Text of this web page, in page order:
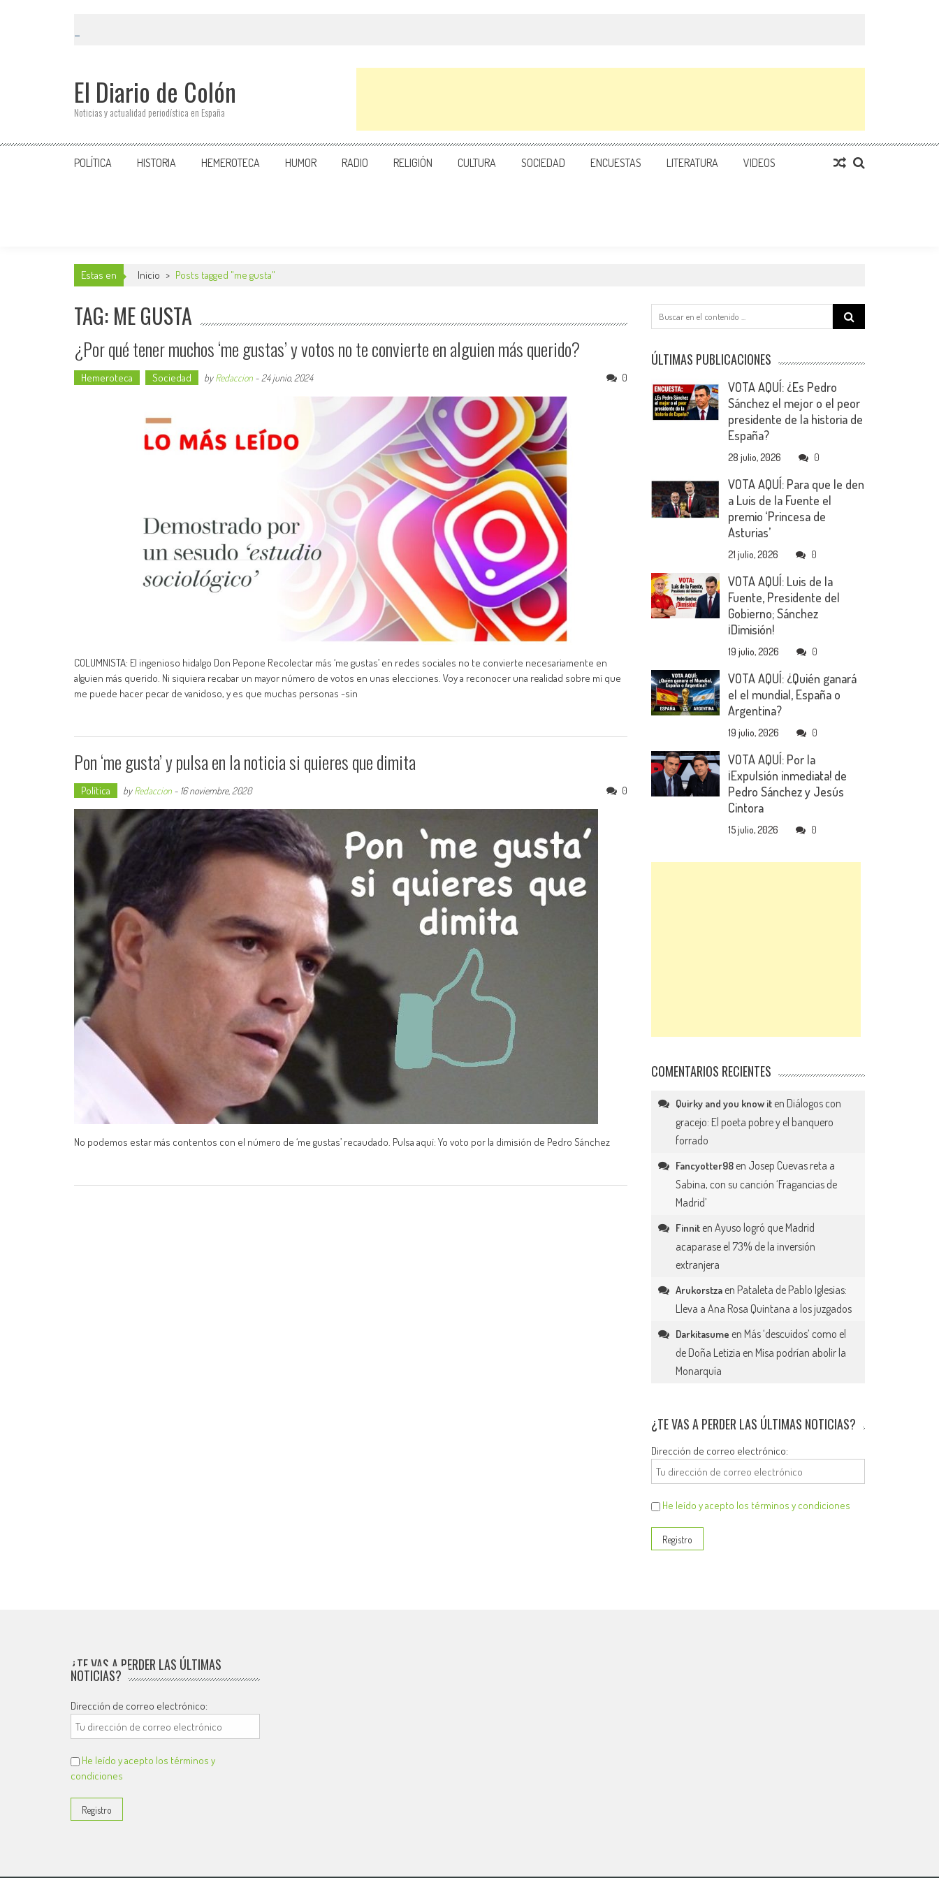
El Diario de Colón
Noticias y actualidad periodística en España
POLÍTICA HISTORIA HEMEROTECA HUMOR RADIO RELIGIÓN CULTURA SOCIEDAD ENCUESTAS LITERATURA VIDEOS
Estas en Inicio > Posts tagged "me gusta"
TAG: ME GUSTA
¿Por qué tener muchos ‘me gustas’ y votos no te convierte en alguien más querido?
Hemeroteca Sociedad byRedaccion - 24 junio, 2024 0
COLUMNISTA: El ingenioso hidalgo Don Pepone Recolectar más ‘me gustas’ en redes sociales no te convierte necesariamente en
alguien más querido. Ni siquiera recabar un mayor número de votos en unas elecciones. Voy a reconocer una realidad sobre mí que
me puede hacer pecar de vanidoso, y es que muchas personas -sin
Pon ‘me gusta’ y pulsa en la noticia si quieres que dimita
Política byRedaccion - 16 noviembre, 2020 0
No podemos estar más contentos con el número de ‘me gustas’ recaudado. Pulsa aquí: Yo voto por la dimisión de Pedro Sánchez
Search
for:
ÚLTIMAS PUBLICACIONES
VOTA AQUÍ: ¿Es Pedro
Sánchez el mejor o el peor
presidente de la historia de
España?
28 julio, 2026 0
VOTA AQUÍ: Para que le den
a Luis de la Fuente el
premio ‘Princesa de
Asturias’
21 julio, 2026 0
VOTA AQUÍ: Luis de la
Fuente, Presidente del
Gobierno; Sánchez
¡Dimisión!
19 julio, 2026 0
VOTA AQUÍ: ¿Quién ganará
el el mundial, España o
Argentina?
19 julio, 2026 0
VOTA AQUÍ: Por la
¡Expulsión inmediata! de
Pedro Sánchez y Jesús
Cintora
15 julio, 2026 0
COMENTARIOS RECIENTES
Quirky and you know it en Diálogos con
gracejo: El poeta pobre y el banquero
forrado
Fancyotter98 en Josep Cuevas reta a
Sabina, con su canción ‘Fragancias de
Madrid’
Finnit enAyuso logró que Madrid
acaparase el 73% de la inversión
extranjera
Arukorstza en Pataleta de Pablo Iglesias:
Lleva a Ana Rosa Quintana a los juzgados
Darkitasume en Más ‘descuidos’ como el
de Doña Letizia en Misa podrían abolir la
Monarquía
¿TE VAS A PERDER LAS ÚLTIMAS NOTICIAS?
Dirección de correo electrónico:
He leído y acepto los términos y condiciones
¿TE VAS A PERDER LAS ÚLTIMAS
NOTICIAS?
Dirección de correo electrónico:
He leído y acepto los términos y
condiciones